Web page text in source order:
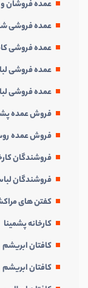
عمده فروشان
عمده فروشی
عمده فروشی
عمده فروشی
عمده فروشی
فروش عمده
فروش عمده
فروشندگان
فروشندگان
كفتن های
کارخانه پشمینا
کافتان ابریشم
کافتان ابریشم